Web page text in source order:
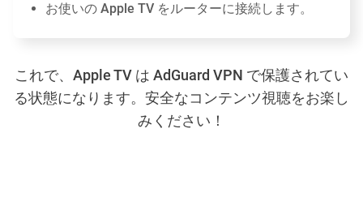
お使いの Apple TV をルーターに接続します。
これで、Apple TV は AdGuard VPN で保護されてい
る状態になります。安全なコンテンツ視聴をお楽し
みください！